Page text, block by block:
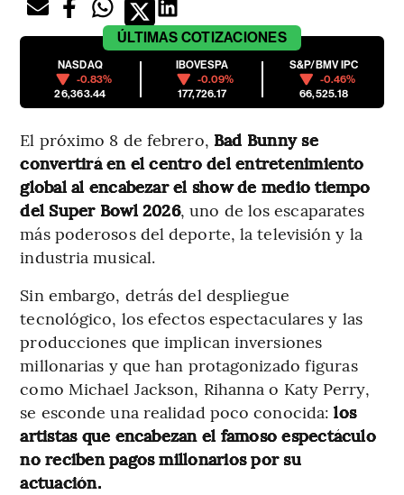
ÚLTIMAS COTIZACIONES
NASDAQ
-0.83%
26,363.44
IBOVESPA
-0.09%
177,726.17
S&P/BMV IPC
-0.46%
66,525.18
El próximo 8 de febrero, Bad Bunny se
convertirá en el centro del entretenimiento
global al encabezar el show de medio tiempo
del Super Bowl 2026, uno de los escaparates
más poderosos del deporte, la televisión y la
industria musical.
Sin embargo, detrás del despliegue
tecnológico, los efectos espectaculares y las
producciones que implican inversiones
millonarias y que han protagonizado figuras
como Michael Jackson, Rihanna o Katy Perry,
se esconde una realidad poco conocida:los
artistas que encabezan el famoso espectáculo
no reciben pagos millonarios por su
actuación.